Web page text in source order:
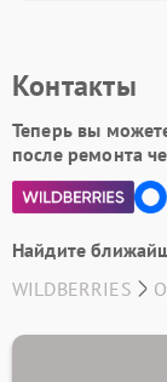
Контакты
Теперь вы
после ремонта
Найдите
WILDBERRIES